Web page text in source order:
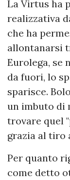
La Virtus ha
realizzativa
che ha
allontanarsi
Eurolega, se
da fuori, lo
sparisce.
un imbuto di
trovare quel
grazia al tiro
Per quanto
come detto